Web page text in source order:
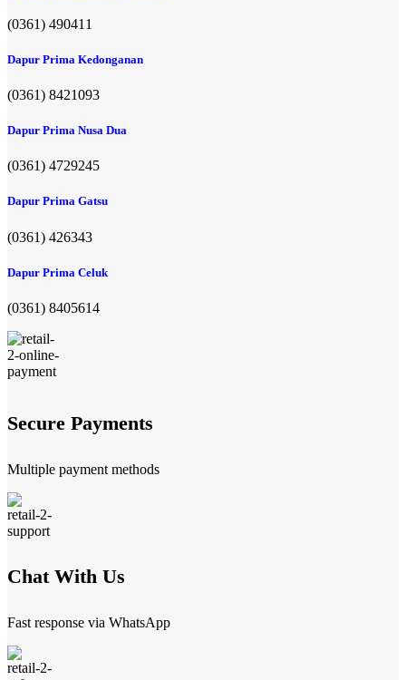
(0361) 490411​
Dapur Prima Kedonganan
(0361) 8421093
Dapur Prima Nusa Dua
(0361) 4729245
Dapur Prima Gatsu
(0361) 426343
Dapur Prima Celuk
(0361) 8405614
Secure Payments
Multiple payment methods
Chat With Us
Fast response via WhatsApp